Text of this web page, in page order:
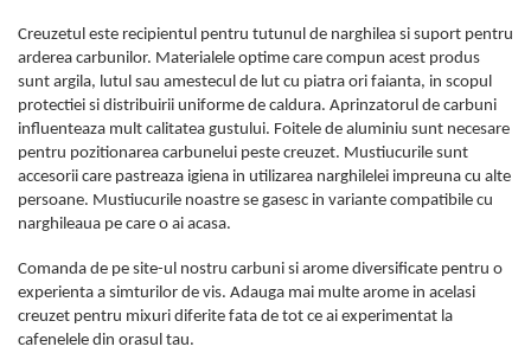
Creuzetul este recipientul pentru tutunul de narghilea si suport pentru
arderea carbunilor. Materialele optime care compun acest produs
sunt argila, lutul sau amestecul de lut cu piatra ori faianta, in scopul
protectiei si distribuirii uniforme de caldura. Aprinzatorul de carbuni
influenteaza mult calitatea gustului. Foitele de aluminiu sunt necesare
pentru pozitionarea carbunelui peste creuzet. Mustiucurile sunt
accesorii care pastreaza igiena in utilizarea narghilelei impreuna cu alte
persoane. Mustiucurile noastre se gasesc in variante compatibile cu
narghileaua pe care o ai acasa.
Comanda de pe site-ul nostru carbuni si arome diversificate pentru o
experienta a simturilor de vis. Adauga mai multe arome in acelasi
creuzet pentru mixuri diferite fata de tot ce ai experimentat la
cafenelele din orasul tau.